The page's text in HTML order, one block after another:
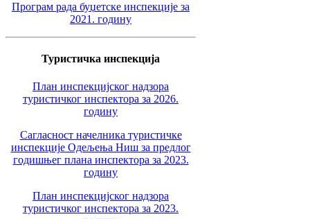
Програм рада буџетске инспекције за
2021. годину
Туристичка инспекција
План инспекцијског надзора
туристичког инспектора за 2026.
годину
Сагласност начелника туристичке
инспекције Одељења Ниш за предлог
годишњег плана инспектора за 2023.
годину
План инспекцијског надзора
туристичког инспектора за 2023.